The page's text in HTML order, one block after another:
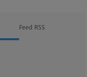
Feed RSS